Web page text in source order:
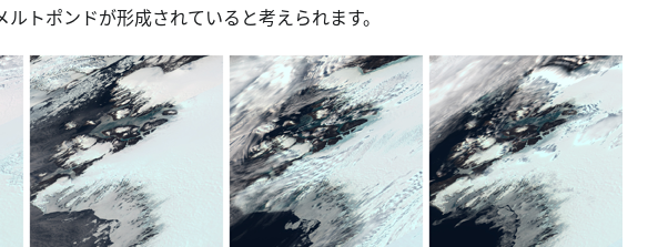
トポンドが形成されていると考えられます。